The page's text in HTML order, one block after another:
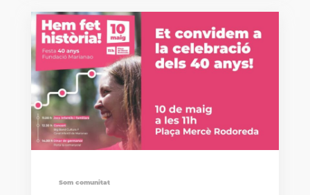
Som comunitat